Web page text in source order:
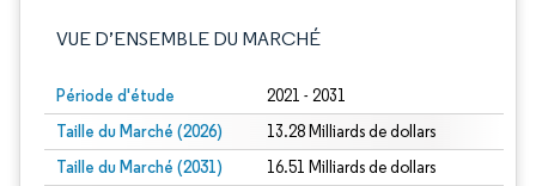
VUE D’ENSEMBLE DU MARCHÉ
Période d'étude 2021 - 2031
Taille du Marché (2026) 13.28 Milliards de dollars
Taille du Marché (2031) 16.51 Milliards de dollars